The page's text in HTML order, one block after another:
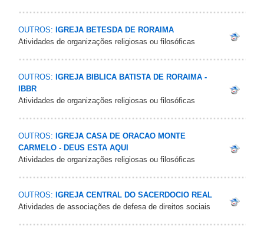
OUTROS: IGREJA BETESDA DE RORAIMA
Atividades de organizações religiosas ou filosóficas
OUTROS: IGREJA BIBLICA BATISTA DE RORAIMA -
IBBR
Atividades de organizações religiosas ou filosóficas
OUTROS: IGREJA CASA DE ORACAO MONTE
CARMELO - DEUS ESTA AQUI
Atividades de organizações religiosas ou filosóficas
OUTROS: IGREJA CENTRAL DO SACERDOCIO REAL
Atividades de associações de defesa de direitos sociais